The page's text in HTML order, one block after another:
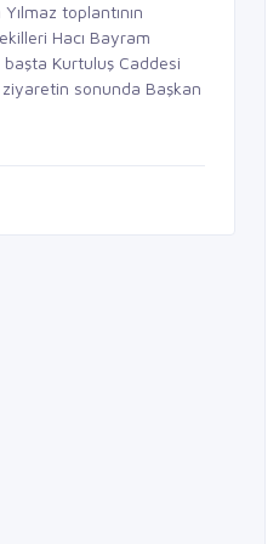
toplantının
Hacı Bayram
Kurtuluş Caddesi
sonunda Başkan